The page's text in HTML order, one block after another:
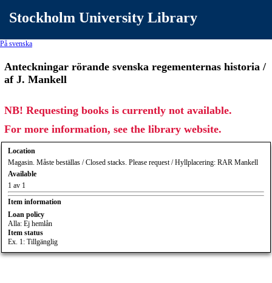
Stockholm University Library
På svenska
Anteckningar rörande svenska regementernas historia /
af J. Mankell
NB! Requesting books is currently not available.
For more information, see the library website.
Location
Magasin. Måste beställas / Closed stacks. Please request / Hyllplacering: RAR Mankell
Available
1 av 1
Item information
Loan policy
Alla: Ej hemlån
Item status
Ex. 1: Tillgänglig